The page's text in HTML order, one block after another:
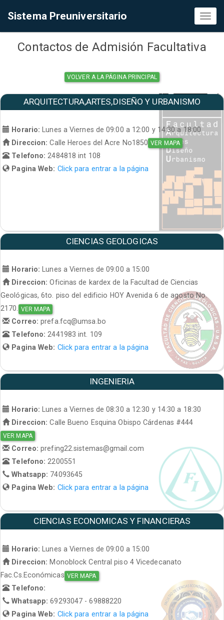
Sistema Preuniversitario
Contactos de Admisión Facultativa
VOLVER A LA PÁGINA PRINCIPAL
ARQUITECTURA,ARTES,DISEÑO Y URBANISMO
Horario:
Lunes a Viernes de 09:00 a 12:00 y 14:30 a 18:00
Direccion: Calle Heroes del Acre No1850 VER MAPA
Telefono: 2484818 int 108
Pagina Web: Click para entrar a la página
CIENCIAS GEOLOGICAS
Horario: Lunes a Viernes de 09:00 a 15:00
Direccion: Oficinas de kardex de la Facultad de Ciencias
Geológicas, 6to. piso del edificio HOY Avenida 6 de agosto No.
2170. VER MAPA
Correo:prefa.fcq@umsa.bo
Telefono:2441983 int. 109
Pagina Web: Click para entrar a la página
INGENIERIA
Horario:
Lunes a Viernes de 08:30 a 12:30 y 14:30 a 18:30
Direccion: Calle Bueno Esquina Obispo Cárdenas #444
VER MAPA
Correo:prefing22.sistemas@gmail.com
Telefono: 2200551
Whatsapp: 74093645
Pagina Web: Click para entrar a la página
CIENCIAS ECONOMICAS Y FINANCIERAS
Horario: Lunes a Viernes de 09:00 a 15:00
Direccion: Monoblock Central piso 4 Vicedecanato
Fac.Cs.Económicas VER MAPA
Telefono:
Whatsapp:69293047 - 69888220
Pagina Web: Click para entrar a la página